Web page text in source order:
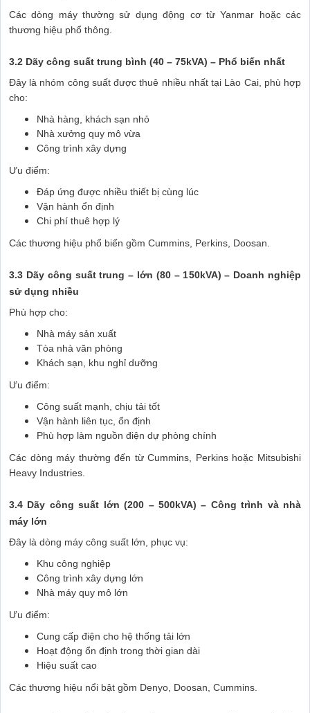
Các dòng máy thường sử dụng động cơ từ Yanmar hoặc các
thương hiệu phổ thông.
3.2 Dãy công suất trung bình (40 – 75kVA) – Phổ biến nhất
Đây là nhóm công suất được thuê nhiều nhất tại Lào Cai, phù hợp
cho:
Nhà hàng, khách sạn nhỏ
Nhà xưởng quy mô vừa
Công trình xây dựng
Ưu điểm:
Đáp ứng được nhiều thiết bị cùng lúc
Vận hành ổn định
Chi phí thuê hợp lý
Các thương hiệu phổ biến gồm Cummins, Perkins, Doosan.
3.3 Dãy công suất trung – lớn (80 – 150kVA) – Doanh nghiệp
sử dụng nhiều
Phù hợp cho:
Nhà máy sản xuất
Tòa nhà văn phòng
Khách sạn, khu nghỉ dưỡng
Ưu điểm:
Công suất mạnh, chịu tải tốt
Vận hành liên tục, ổn định
Phù hợp làm nguồn điện dự phòng chính
Các dòng máy thường đến từ Cummins, Perkins hoặc Mitsubishi
Heavy Industries.
3.4 Dãy công suất lớn (200 – 500kVA) – Công trình và nhà
máy lớn
Đây là dòng máy công suất lớn, phục vụ:
Khu công nghiệp
Công trình xây dựng lớn
Nhà máy quy mô lớn
Ưu điểm:
Cung cấp điện cho hệ thống tải lớn
Hoạt động ổn định trong thời gian dài
Hiệu suất cao
Các thương hiệu nổi bật gồm Denyo, Doosan, Cummins.